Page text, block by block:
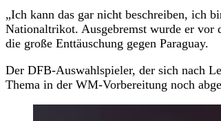
„Ich kann das gar nicht beschreiben, ich
Nationaltrikot. Ausgebremst wurde er vor
die große Enttäuschung gegen Paraguay.
Der DFB-Auswahlspieler, der sich nach
Thema in der WM-Vorbereitung noch